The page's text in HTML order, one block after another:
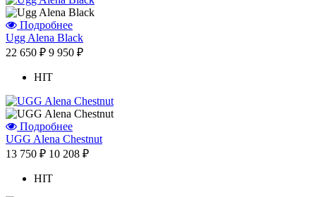
Подробнее
Ugg Alena Black
22 650 ₽ 9 950 ₽
HIT
Подробнее
UGG Alena Chestnut
13 750 ₽ 10 208 ₽
HIT